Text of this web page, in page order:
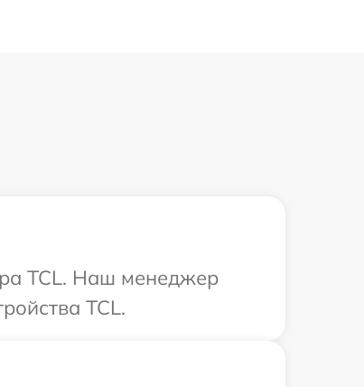
TCL. Наш менеджер
TCL.